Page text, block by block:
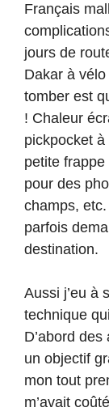
Français
jours de
Dakar à
tomber est
! Chaleur
pickpocket
petite
pour des
champs,
parfois
destination.
Aussi j’eu à
technique
D’abord
un objectif
mon tout
m’avait